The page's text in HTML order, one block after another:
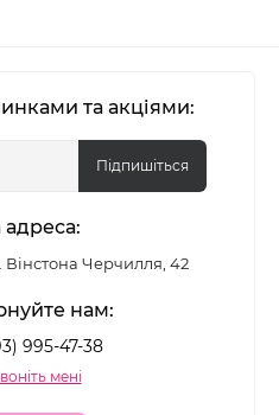
та акціями:
Підпишіться
Вінстона Черчилля, 42
нам:
995-47-38
мені